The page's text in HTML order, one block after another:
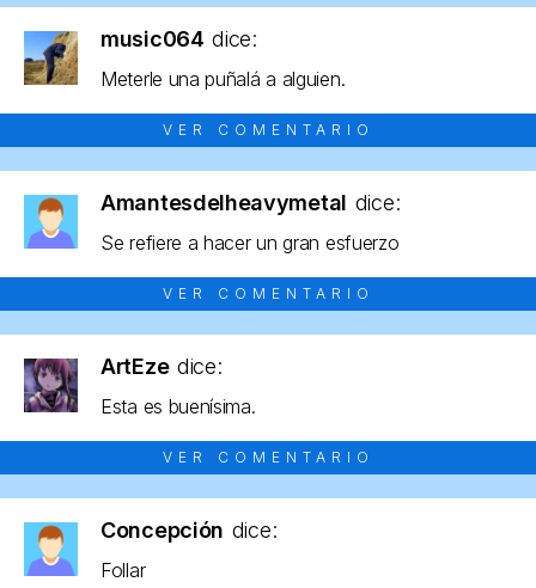
music064 dice:
Meterle una puñalá a alguien.
VER COMENTARIO
Amantesdelheavymetal dice:
Se refiere a hacer un gran esfuerzo
VER COMENTARIO
ArtEze dice:
Esta es buenísima.
VER COMENTARIO
Concepción dice:
Follar